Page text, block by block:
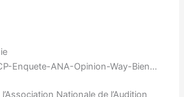
Enquete-ANA-Opinion-Way-Bien…
Nationale de l’Audition